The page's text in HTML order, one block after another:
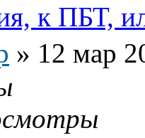
к ПБТ,
» 12 мар